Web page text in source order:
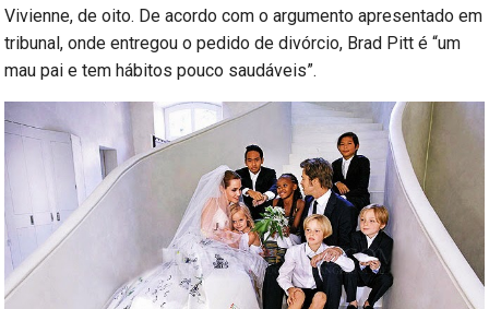
Vivienne, de oito. De acordo com o argumento apresentado em
tribunal, onde entregou o pedido de divórcio, Brad Pitt é “um
mau pai e tem hábitos pouco saudáveis”.